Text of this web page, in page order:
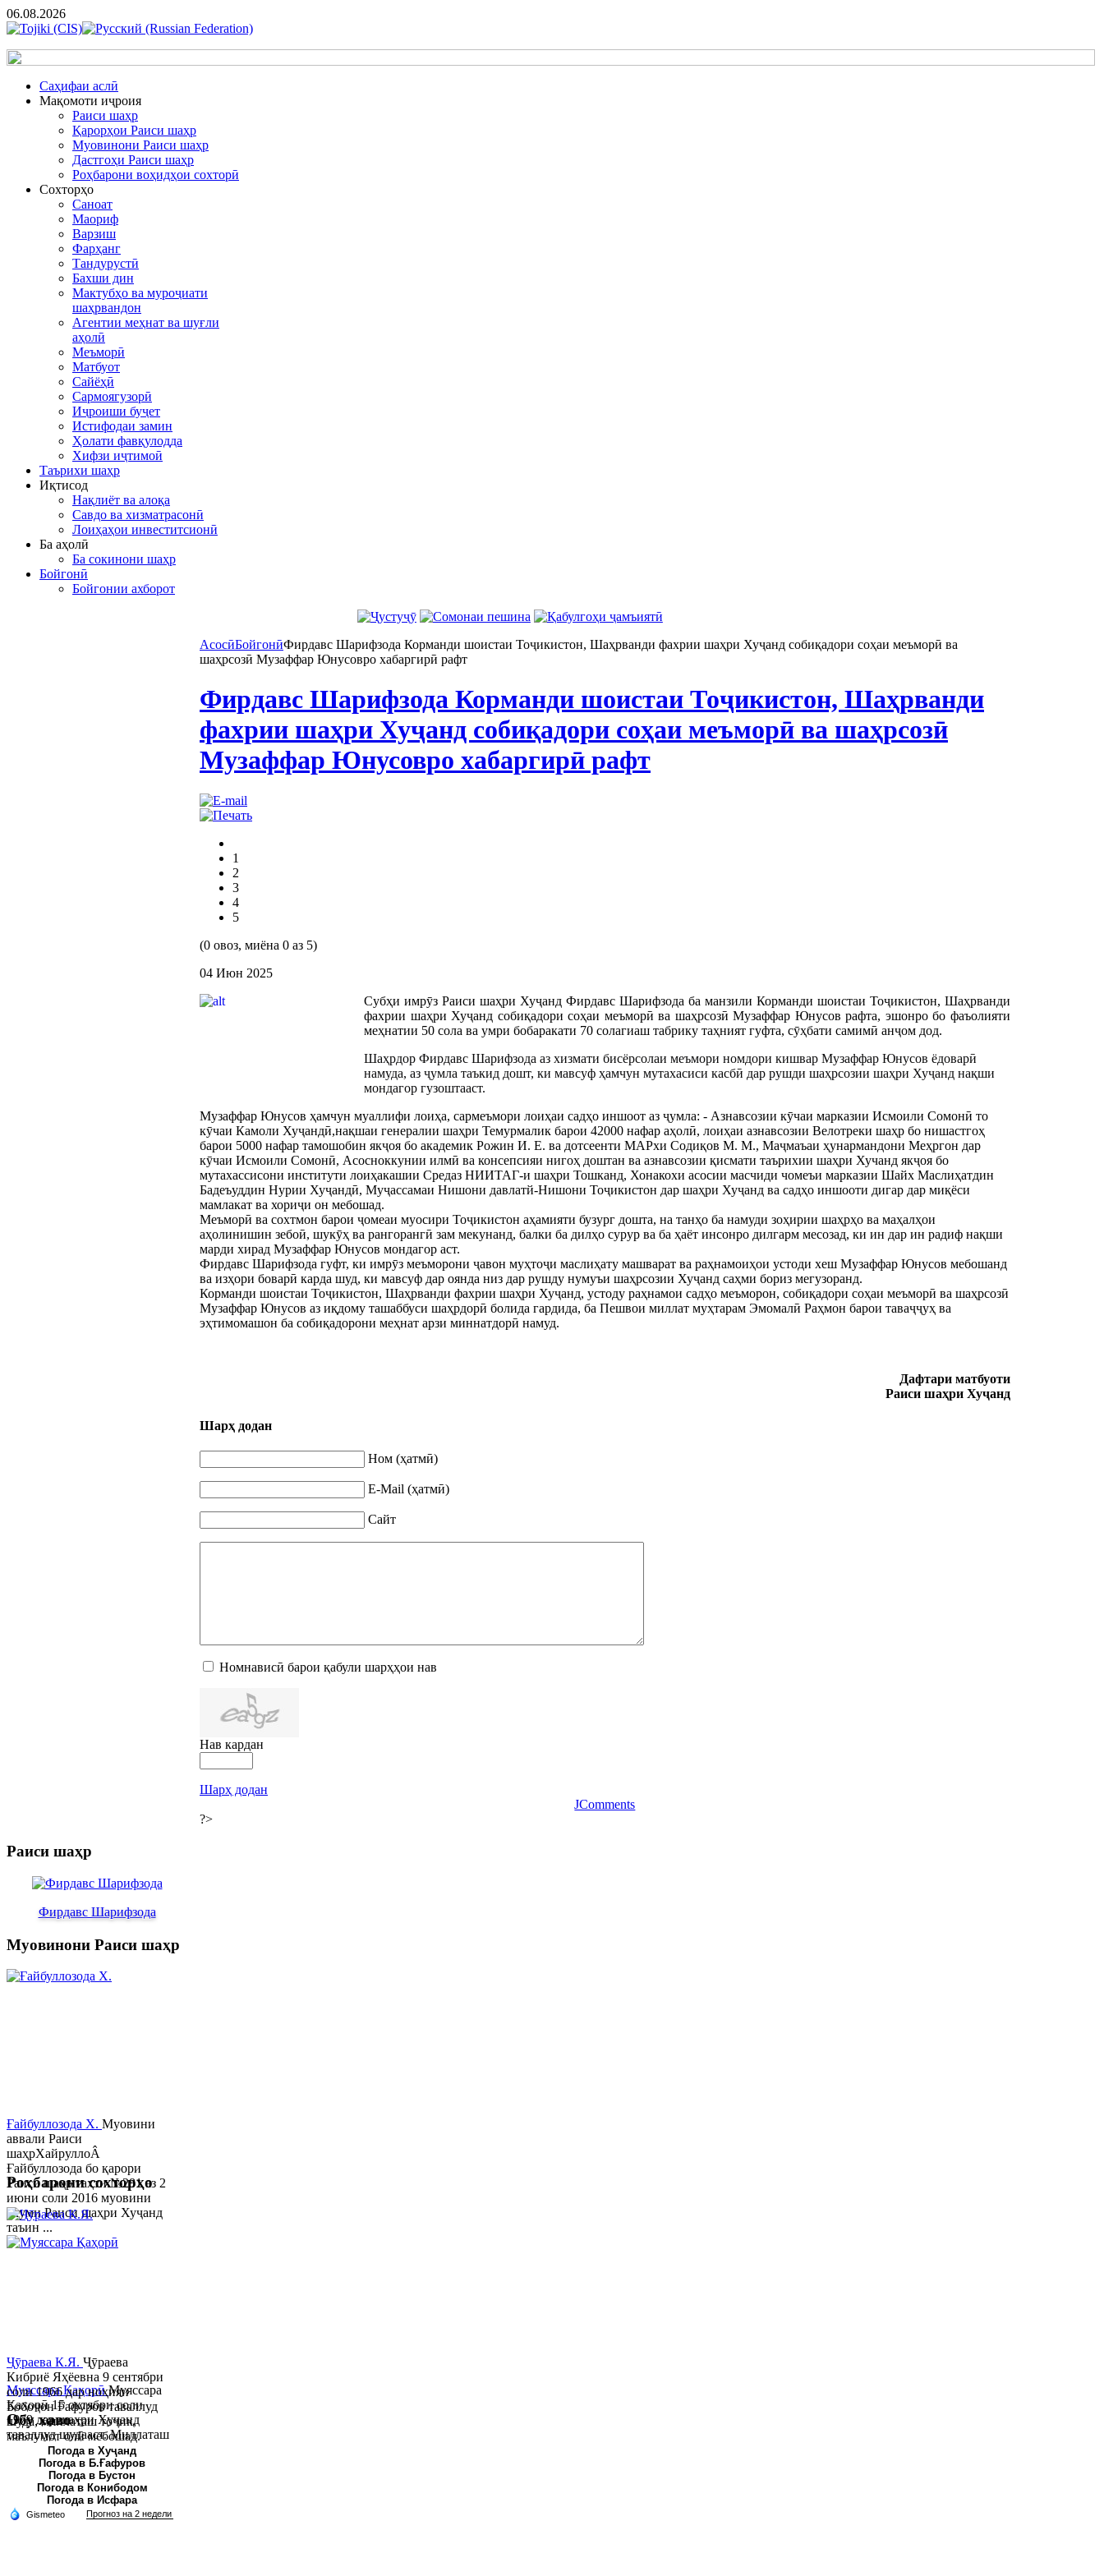
06.08.2026
Cаҳифаи аслӣ
Мақомоти иҷроия
Раиси шаҳр
Қарорҳои Раиси шаҳр
Муовинони Раиси шаҳр
Дастгоҳи Раиси шаҳр
Роҳбарони воҳидҳои сохторӣ
Сохторҳо
Саноат
Маориф
Варзиш
Фарҳанг
Тандурустӣ
Бахши дин
Мактубҳо ва муроҷиати
шаҳрвандон
Агентии меҳнат ва шуғли
аҳолӣ
Меъморӣ
Матбуот
Сайёҳӣ
Сармоягузорӣ
Иҷроиши буҷет
Истифодаи замин
Ҳолати фавқулодда
Хифзи иҷтимоӣ
Таърихи шаҳр
Иқтисод
Нақлиёт ва алоқа
Савдо ва хизматрасонӣ
Лоиҳаҳои инвеститсионӣ
Ба аҳолӣ
Ба сокинони шаҳр
Бойгонӣ
Бойгонии ахборот
АсосӣБойгонӣФирдавс Шарифзода Корманди шоистаи Тоҷикистон, Шаҳрванди фахрии шаҳри Хуҷанд собиқадори соҳаи меъморӣ ва
шаҳрсозӣ Музаффар Юнусовро хабаргирӣ рафт
Фирдавс Шарифзода Корманди шоистаи Тоҷикистон, Шаҳрванди
фахрии шаҳри Хуҷанд собиқадори соҳаи меъморӣ ва шаҳрсозӣ
Музаффар Юнусовро хабаргирӣ рафт
1
2
3
4
5
(0 овоз, миёна 0 аз 5)
04 Июн 2025
Субҳи имрӯз Раиси шаҳри Хуҷанд Фирдавс Шарифзода ба манзили Корманди шоистаи Тоҷикистон, Шаҳрванди
фахрии шаҳри Хуҷанд собиқадори соҳаи меъморӣ ва шаҳрсозӣ Музаффар Юнусов рафта, эшонро бо фаъолияти
меҳнатии 50 сола ва умри бобаракати 70 солагиаш табрику таҳният гуфта, сӯҳбати самимӣ анҷом дод.
Шаҳрдор Фирдавс Шарифзода аз хизмати бисёрсолаи меъмори номдори кишвар Музаффар Юнусов ёдоварӣ
намуда, аз ҷумла таъкид дошт, ки мавсуф ҳамчун мутахасиси касбӣ дар рушди шаҳрсозии шаҳри Хуҷанд нақши
мондагор гузоштааст.
Музаффар Юнусов ҳамчун муаллифи лоиҳа, сармеъмори лоиҳаи садҳо иншоот аз ҷумла: - Азнавсозии кӯчаи марказии Исмоили Сомонӣ то
кӯчаи Камоли Хуҷандӣ,нақшаи генералии шаҳри Темурмалик барои 42000 нафар аҳолӣ, лоиҳаи азнавсозии Велотреки шаҳр бо нишастгоҳ
барои 5000 нафар тамошобин якҷоя бо академик Рожин И. Е. ва дотсеенти МАРхи Содиқов М. М., Маҷмаъаи ҳунармандони Меҳргон дар
кӯчаи Исмоили Сомонӣ, Асосноккунии илмӣ ва консепсияи нигоҳ доштан ва азнавсозии қисмати таърихии шаҳри Хучанд якҷоя бо
мутахассисони институти лоиҳакашии Средаз НИИТАГ-и шаҳри Тошканд, Хонакохи асосии масчиди чомеъи марказии Шайх Маслиҳатдин
Бадеъуддин Нурии Хуҷандӣ, Муҷассамаи Нишони давлатй-Нишони Тоҷикистон дар шаҳри Хуҷанд ва садҳо иншооти дигар дар миқёси
мамлакат ва хориҷи он мебошад.
Меъморӣ ва сохтмон барои ҷомеаи муосири Тоҷикистон аҳамияти бузург дошта, на танҳо ба намуди зоҳирии шаҳрҳо ва маҳалҳои
аҳолинишин зебоӣ, шукӯҳ ва рангорангӣ зам мекунанд, балки ба дилҳо сурур ва ба ҳаёт инсонро дилгарм месозад, ки ин дар ин радиф нақши
марди хирад Музаффар Юнусов мондагор аст.
Фирдавс Шарифзода гуфт, ки имрӯз меъморони ҷавон муҳтоҷи маслиҳату машварат ва раҳнамоиҳои устоди хеш Музаффар Юнусов мебошанд
ва изҳори боварӣ карда шуд, ки мавсуф дар оянда низ дар рушду нумуъи шаҳрсозии Хуҷанд саҳми бориз мегузоранд.
Корманди шоистаи Тоҷикистон, Шаҳрванди фахрии шаҳри Хуҷанд, устоду раҳнамои садҳо меъморон, собиқадори соҳаи меъморӣ ва шаҳрсозӣ
Музаффар Юнусов аз иқдому ташаббуси шаҳрдорӣ болида гардида, ба Пешвои миллат муҳтарам Эмомалӣ Раҳмон барои таваҷҷуҳ ва
эҳтимомашон ба собиқадорони меҳнат арзи миннатдорӣ намуд.
Дафтари матбуоти
Раиси шаҳри Хуҷанд
Шарҳ додан
Ном (ҳатмӣ)
E-Mail (ҳатмӣ)
Сайт
Номнависӣ барои қабули шарҳҳои нав
Нав кардан
Шарҳ додан
JComments
?>
Раиси шаҳр
Фирдавс Шарифзода
Муовинони Раиси шаҳр
Ғайбуллозода Х. Муовини
аввали Раиси
шаҳрХайруллоÂ
Ғайбуллозода бо қарори
Раиси шаҳр таҳти №281 аз 2
июни соли 2016 муовини
якуми Раиси шаҳри Хуҷанд
таъин ...
Муяссара ҚаҳорӣМуяссара
Қаҳорӣ 15 октябри соли
1979 дар шаҳри Хуҷанд
таваллуд шудааст. Миллаташ
тоҷик. Маълумот олӣ. Соли
2002 Донишгоҳи давлатии
Хуҷанд ба...
Роҳбарони сохторҳо
Ҷӯраева К.Я. Ҷӯраева
Кибриё Яҳёевна 9 сентябри
соли 1966 дар ноҳияи
Бобоҷон Ғафуров таваллуд
шуда, миллаташ тоҷик,
маълумот олӣ мебошад.
Соли 1997 Донишг...
Обу хаво
Погода в Хуҷанд
Погода в Б.Ғафуров
Погода в Бустон
Погода в Конибодом
Погода в Исфара